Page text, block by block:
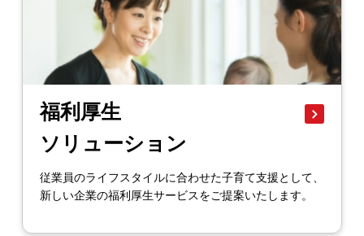
福利厚生
ソリューション
従業員のライフスタイルに合わせた子育て支援として、
新しい企業の福利厚生サービスをご提案いたします。